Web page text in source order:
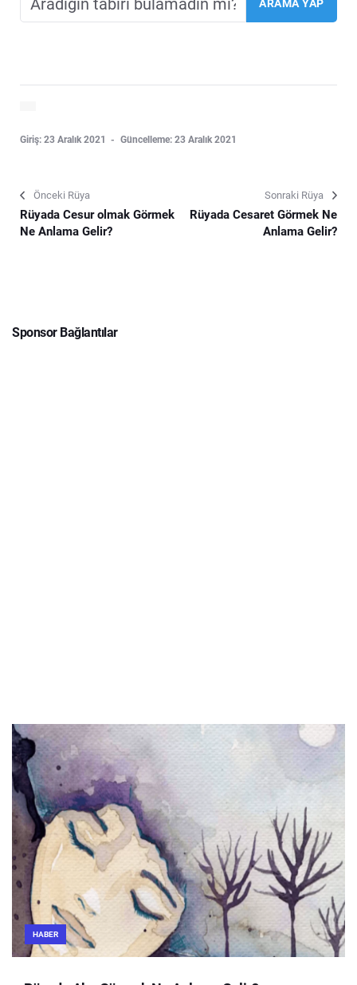
Giriş: 23 Aralık 2021 Güncelleme: 23 Aralık 2021
Önceki Rüya
Rüyada Cesur olmak Görmek
Ne Anlama Gelir?
Sonraki Rüya
Rüyada Cesaret Görmek Ne
Anlama Gelir?
Sponsor Bağlantılar
HABER